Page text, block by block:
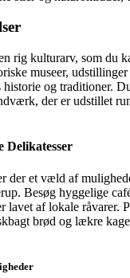
rig kulturarv, som du
museer,
historie og traditioner.
der er udstillet
Delikatesser
der et væld af
Besøg hyggelige
lavet af lokale råvarer.
brød og lækre